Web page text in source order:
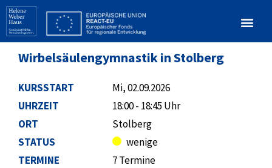
Wirbelsäulengymnastik in Stolberg
KURSSTART
UHRZEIT
ORT
STATUS
TERMINE
Mi, 02.09.2026
18:00 - 18:45 Uhr
Stolberg
wenige
7 Termine